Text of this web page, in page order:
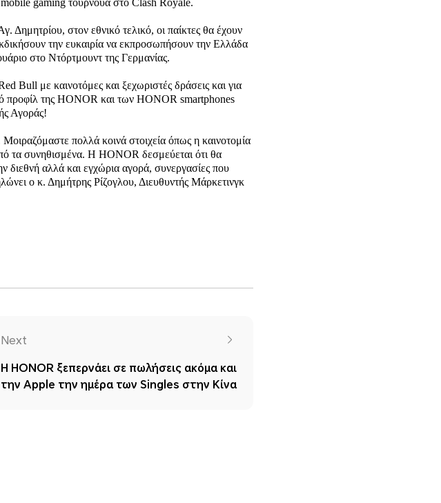
mobile gaming τουρνουά στο Clash Royale.
στον εθνικό τελικό, οι παίκτες θα έχουν
την ευκαιρία να εκπροσωπήσουν την Ελλάδα
στο Ντόρτμουντ της Γερμανίας.
Bull με καινοτόμες και ξεχωριστές δράσεις και για
προφίλ της HONOR και των HONOR smartphones
Αγοράς!
πολλά κοινά στοιχεία όπως η καινοτομία
τα συνηθισμένα. Η HONOR δεσμεύεται ότι θα
διεθνή αλλά και εγχώρια αγορά, συνεργασίες που
ο κ. Δημήτρης Ρίζογλου, Διευθυντής Μάρκετινγκ
Next
Η HONOR ξεπερνάει σε πωλήσεις ακόμα και
την Apple την ημέρα των Singles στην Κίνα